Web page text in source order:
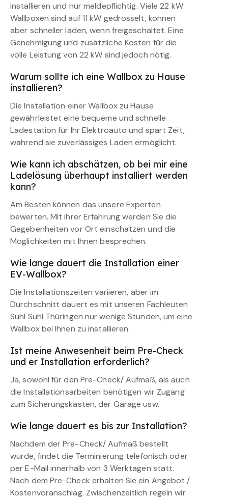
installieren und nur meldepflichtig. Viele 22 kW
Wallboxen sind auf 11 kW gedrosselt, können
aber schneller laden, wenn freigeschaltet. Eine
Genehmigung und zusätzliche Kosten für die
volle Leistung von 22 kW sind jedoch nötig.
Warum sollte ich eine Wallbox zu Hause
installieren?
Die Installation einer Wallbox zu Hause
gewährleistet eine bequeme und schnelle
Ladestation für Ihr Elektroauto und spart Zeit,
während sie zuverlässiges Laden ermöglicht.
Wie kann ich abschätzen, ob bei mir eine
Ladelösung überhaupt installiert werden
kann?
Am Besten können das unsere Experten
bewerten. Mit ihrer Erfahrung werden Sie die
Gegebenheiten vor Ort einschätzen und die
Möglichkeiten mit Ihnen besprechen.
Wie lange dauert die Installation einer
EV-Wallbox?
Die Installationszeiten variieren, aber im
Durchschnitt dauert es mit unseren Fachleuten
Suhl Suhl Thüringen nur wenige Stunden, um eine
Wallbox bei Ihnen zu installieren.
Ist meine Anwesenheit beim Pre-Check
und er Installation erforderlich?
Ja, sowohl für den Pre-Check/ Aufmaß, als auch
die Installationsarbeiten benötigen wir Zugang
zum Sicherungskasten, der Garage usw.
Wie lange dauert es bis zur Installation?
Nachdem der Pre-Check/ Aufmaß bestellt
wurde, findet die Terminierung telefonisch oder
per E-Mail innerhalb von 3 Werktagen statt.
Nach dem Pre-Check erhalten Sie ein Angebot /
Kostenvoranschlag. Zwischenzeitlich regeln wir